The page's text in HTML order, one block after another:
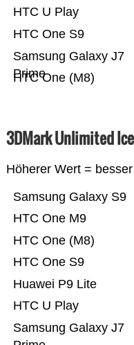
HTC One (M8)
Samsung Galaxy J7
Prime
HTC One S9
HTC U Play
3DMark Unlimited
Höherer Wert = besser
Samsung Galaxy J7
HTC U Play
Huawei P9 Lite
HTC One S9
HTC One (M8)
HTC One M9
Samsung Galaxy S9